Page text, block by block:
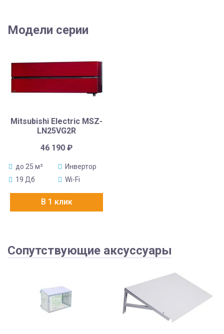
Модели серии
Mitsubishi Electric MSZ-
LN25VG2R
46 190₽
до 25 м²
Инвертор
19 Дб
Wi-Fi
В 1 клик
Сопутствующие аксуссуары